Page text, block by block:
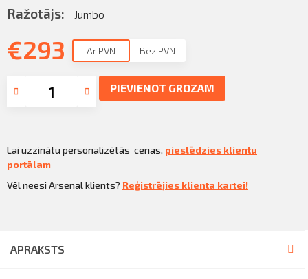
KLIENTU PORTĀLS
KĻŪT PAR KLIENTU
Ražotājs: Jumbo
€293 Ar PVN Bez PVN
PIEVIENOT GROZAM
Lai uzzinātu personalizētās cenas, pieslēdzies klientu
portālam
Vēl neesi Arsenal klients? Reģistrējies klienta kartei!
APRAKSTS